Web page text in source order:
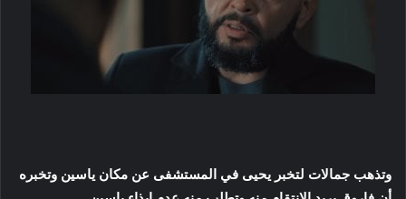
وتذهب جمالات لتخبر يحيى في المستشفى عن مكان ياسين وتخبره